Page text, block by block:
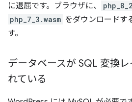
に退屈です。ブラウザに、
php_7_3.wasm をダウンロードす
す。
データベースが SQL 変換
れている